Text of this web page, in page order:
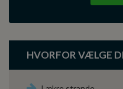
HVORFOR VÆLGE